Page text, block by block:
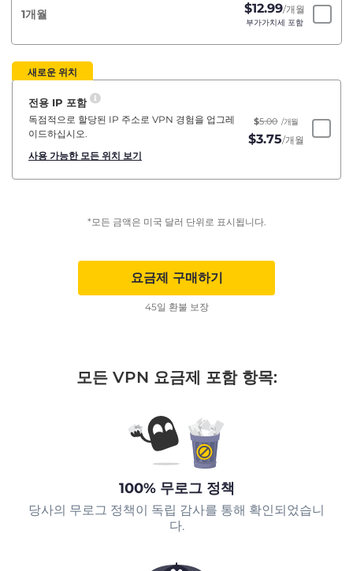
1개월 $12.99/개월
부가가치세 포함
새로운 위치
전용 IP 포함
독점적으로 할당된 IP 주소로 VPN 경험을 업그레
이드하십시오.
사용 가능한 모든 위치 보기
$5.00 /개월
$3.75/개월
*모든 금액은 미국 달러 단위로 표시됩니다.
요금제 구매하기
45일 환불 보장
모든 VPN 요금제 포함 항목:
100% 무로그 정책
당사의 무로그 정책이 독립 감사를 통해 확인되었습니
다.